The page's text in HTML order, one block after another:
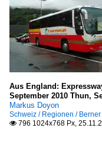
Aus England:
September 2010 Thun,
Markus Doyon
Schweiz / Regionen / Berner
 796 1024x768 Px,